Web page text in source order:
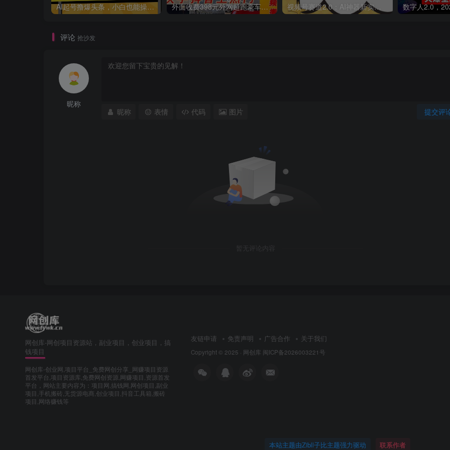
AI起号撸爆头条，小白也能操作，日入2000+ 外面收费398元外网超跑豪车汽车视频搬运至快手抖音上热门项目 视频号赛道2.0：AI神器新实践！另辟蹊径！五分钟一条作品，小白变高手…
评论 抢沙发
昵称
提交评
昵称 表情 代码 图片
暂无评论内容
网创库-网创项目资源站，副业项目，创业项目，搞
钱项目
网创库-创业网,项目平台_免费网创分享_网赚项目资源
首发平台,项目资源库,免费网创资源,网赚项目,资源首发
平台，网站主要内容为：项目网,搞钱网,网创项目,副业
项目,手机搬砖,无货源电商,创业项目,抖音工具箱,搬砖
项目,网络赚钱等
友链申请 免责声明 广告合作 关于我们
Copyright © 2025 · 网创库 闽ICP备2026003221号
本站主题由Zibll子比主题强力驱动 联系作者